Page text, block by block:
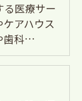
る医療サー
アハウス
歯科…